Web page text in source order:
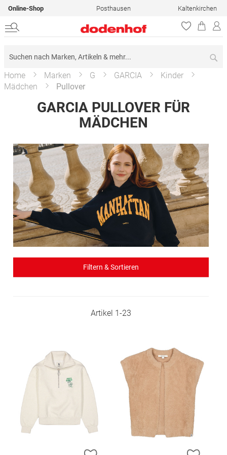
Online-Shop Posthausen Kaltenkirchen
Home Marken G GARCIA
Kinder
Mädchen
Pullover
GARCIA PULLOVER FÜR
MÄDCHEN
Filtern & Sortieren
Artikel 1-23